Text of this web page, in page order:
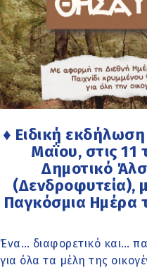
♦ Ειδική
Μαΐου, στις 11
Δημοτικό
(Δενδροφυτεία),
Παγκόσμια Ημέρα
Ένα… διαφορετικό και…
για όλα τα μέλη της